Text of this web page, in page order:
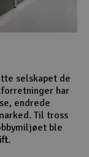
selskapet de
har
endrede
Til tross
ble